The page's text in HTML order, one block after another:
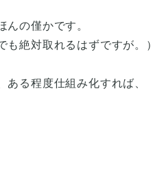
の僅かです。
も絶対取れるはずですが。）
る程度仕組み化すれば、